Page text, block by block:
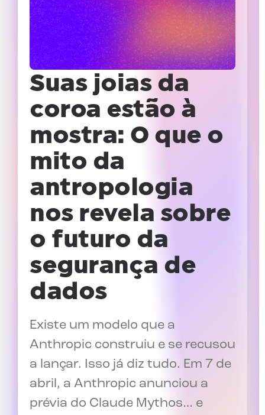
Suas joias da
coroa estão à
mostra: O que o
mito da
antropologia
nos revela sobre
o futuro da
segurança de
dados
Existe um modelo que a
Anthropic construiu e se recusou
a lançar. Isso já diz tudo. Em 7 de
abril, a Anthropic anunciou a
prévia do Claude Mythos… e